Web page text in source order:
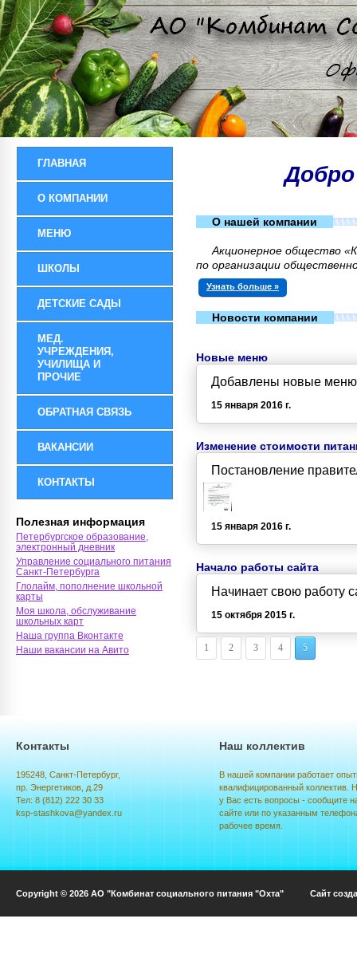
ГЛАВНАЯ
О КОМПАНИИ
МЕНЮ
ШКОЛЫ
ДЕТСКИЕ САДЫ
МЕД.
УЧРЕЖДЕНИЯ,
УЧИЛИЩА И
ПРОЧИЕ
ОБРАТНАЯ СВЯЗЬ
ВАКАНСИИ
КОНТАКТЫ
Полезная информация
Петербургское образование,
электронный дневник
Управление социального питания
Санкт-Петербурга
Глолайм, пополнение школьной
карты
Моя школа, обслуживание
школьных карт
Наша группа Вконтакте
Наши вакансии на Авито
О нашей компании
Акционерное общество
по организации
Узнать больше »
Новости компании
Новые меню
Добавлены новые меню
15 января 2016 г.
Изменение стоимости
Постановление
15 января 2016 г.
Начало работы сайта
Начинает свою работу
15 октября 2015 г.
1 2 3 4 5
Контакты
195248, Санкт-Петербург,
пр. Энергетиков, д.29
Тел: 8 (812) 222 30 33
ksp-stashkova@yandex.ru
Наш коллектив
В нашей компании работает
квалифицированный коллектив.
у Вас есть вопросы - сообщите
сайте или по указанным
рабочее время.
Copyright © 2026 АО "Комбинат социального питания "Охта" Сайт